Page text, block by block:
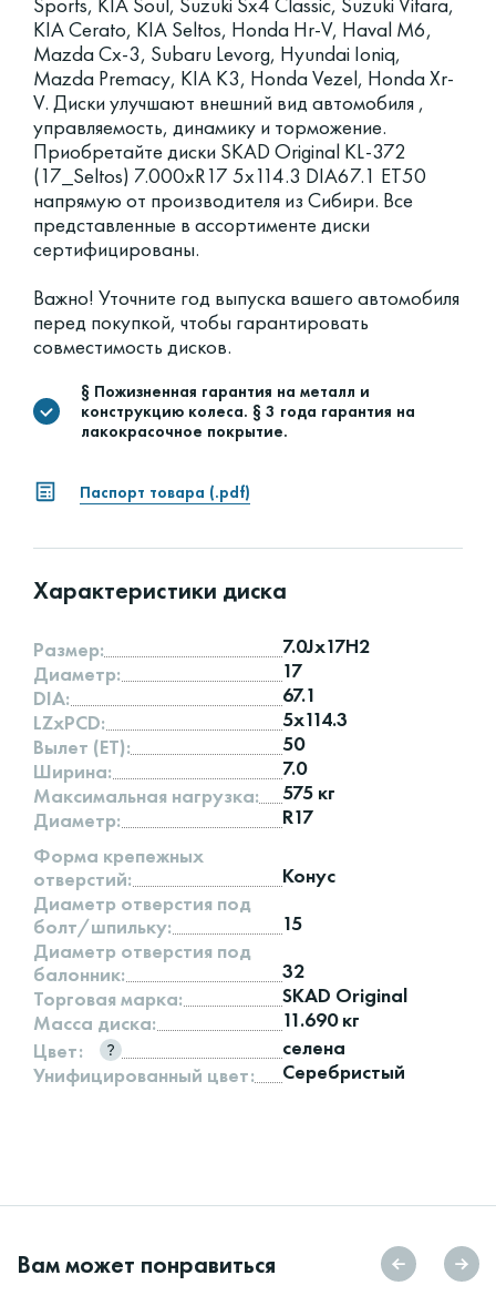
KIA Cerato, KIA Seltos, Honda Hr-V, Haval M6,
Mazda Cx-3, Subaru Levorg, Hyundai Ioniq,
Mazda Premacy, KIA K3, Honda Vezel, Honda Xr-
V. Диски улучшают внешний вид автомобиля ,
управляемость, динамику и торможение.
Приобретайте диски SKAD Original KL-372
(17_Seltos) 7.000xR17 5x114.3 DIA67.1 ET50
напрямую от производителя из Сибири. Все
представленные в ассортименте диски
сертифицированы.
Важно! Уточните год выпуска вашего автомобиля
перед покупкой, чтобы гарантировать
совместимость дисков.
§ Пожизненная гарантия на металл и
конструкцию колеса. § 3 года гарантия на
лакокрасочное покрытие.
Паспорт товара (.pdf)
Характеристики диска
Размер:
7.0Jx17H2
Диаметр:
17
DIA:
67.1
LZxPCD:
5x114.3
Вылет (ET):
50
Ширина:
7.0
Максимальная нагрузка:
575 кг
Диаметр:
R17
Форма крепежных
отверстий:
Конус
Диаметр отверстия под
болт/шпильку:
15
Диаметр отверстия под
балонник:
32
Торговая марка:
SKAD Original
Масса диска:
11.690 кг
Цвет:
селена
Унифицированный цвет:
Серебристый
Вам может понравиться